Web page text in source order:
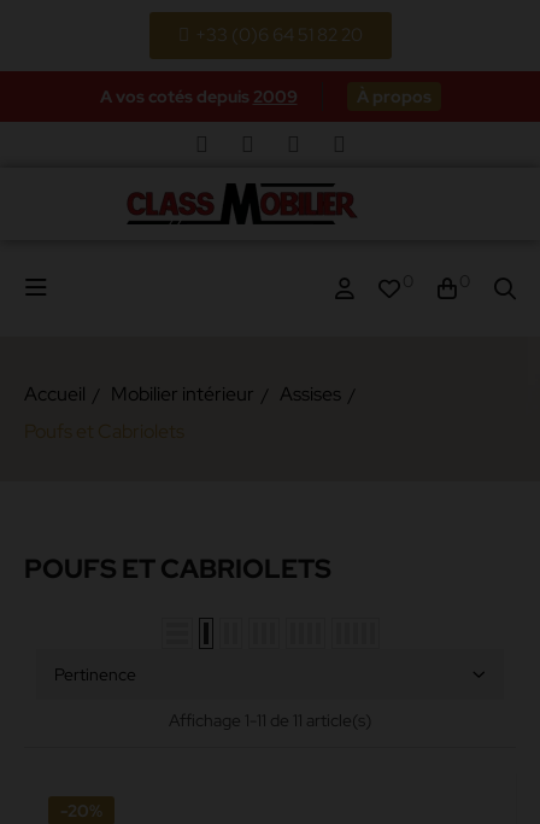
+33 (0)6 64 51 82 20
A vos cotés depuis 2009 À propos
Accueil Mobilier intérieur
Assises
POUFS ET CABRIOLETS
Pertinence
Affichage 1-11 de 11 article(s)
-20%